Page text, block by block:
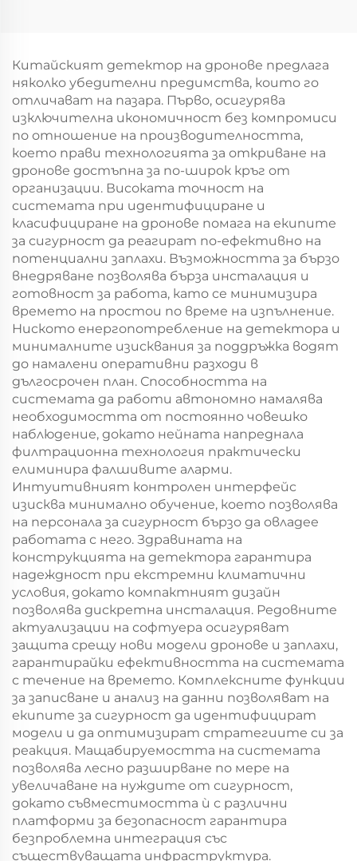
Китайският детектор на дронове предлага
няколко убедителни предимства, които го
отличават на пазара. Първо, осигурява
изключителна икономичност без компромиси
по отношение на производителността,
което прави технологията за откриване на
дронове достъпна за по-широк кръг от
организации. Високата точност на
системата при идентифициране и
класифициране на дронове помага на екипите
за сигурност да реагират по-ефективно на
потенциални заплахи. Възможността за бързо
внедряване позволява бърза инсталация и
готовност за работа, като се минимизира
времето на простои по време на изпълнение.
Ниското енергопотребление на детектора и
минималните изисквания за поддръжка водят
до намалени оперативни разходи в
дългосрочен план. Способността на
системата да работи автономно намалява
необходимостта от постоянно човешко
наблюдение, докато нейната напреднала
филтрационна технология практически
елиминира фалшивите аларми.
Интуитивният контролен интерфейс
изисква минимално обучение, което позволява
на персонала за сигурност бързо да овладее
работата с него. Здравината на
конструкцията на детектора гарантира
надеждност при екстремни климатични
условия, докато компактният дизайн
позволява дискретна инсталация. Редовните
актуализации на софтуера осигуряват
защита срещу нови модели дронове и заплахи,
гарантирайки ефективността на системата
с течение на времето. Комплексните функции
за записване и анализ на данни позволяват на
екипите за сигурност да идентифицират
модели и да оптимизират стратегиите си за
реакция. Мащабируемостта на системата
позволява лесно разширване по мере на
увеличаване на нуждите от сигурност,
докато съвместимостта ѝ с различни
платформи за безопасност гарантира
безпроблемна интеграция със
съществуващата инфраструктура.